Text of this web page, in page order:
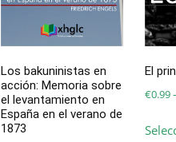
Los bakuninistas en
acción: Memoria sobre
el levantamiento en
España en el verano de
1873
El
€0.99